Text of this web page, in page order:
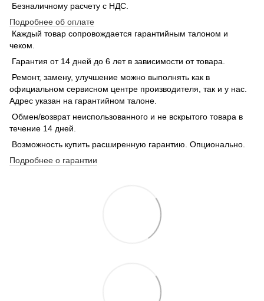
Безналичному расчету с НДС.
Подробнее об оплате
Каждый товар сопровождается гарантийным талоном и
чеком.
Гарантия от 14 дней до 6 лет в зависимости от товара.
Ремонт, замену, улучшение можно выполнять как в
официальном сервисном центре производителя, так и у нас.
Адрес указан на гарантийном талоне.
Обмен/возврат неиспользованного и не вскрытого товара в
течение 14 дней.
Возможность купить расширенную гарантию. Опционально.
Подробнее о гарантии